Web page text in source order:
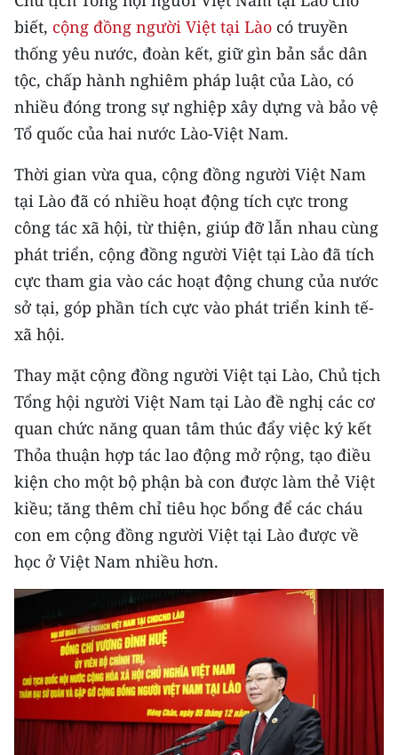
CHƯƠNG TRÌNH OCOP - MỖI XÃ
MỘT SẢN PHẨM
RADIO
MEDIA CENTER
E-Magazine
Video
Media Chính trị
Media Kinh tế
Media Văn hóa
Media Xã hội
Media Pháp luật
Media Du lịch
Media Thế giới
Media Thể thao
Media Giáo dục
Media Y tế
Media Khoa học - Công nghệ
Media Môi trường
Ảnh
biết, cộng đồng người Việt tại Lào có truyền
thống yêu nước, đoàn kết, giữ gìn bản sắc dân
tộc, chấp hành nghiêm pháp luật của Lào, có
nhiều đóng trong sự nghiệp xây dựng và bảo vệ
Tổ quốc của hai nước Lào-Việt Nam.
Thời gian vừa qua, cộng đồng người Việt Nam
tại Lào đã có nhiều hoạt động tích cực trong
công tác xã hội, từ thiện, giúp đỡ lẫn nhau cùng
phát triển, cộng đồng người Việt tại Lào đã tích
cực tham gia vào các hoạt động chung của nước
sở tại, góp phần tích cực vào phát triển kinh tế-
xã hội.
Thay mặt cộng đồng người Việt tại Lào, Chủ tịch
Tổng hội người Việt Nam tại Lào đề nghị các cơ
quan chức năng quan tâm thúc đẩy việc ký kết
Thỏa thuận hợp tác lao động mở rộng, tạo điều
kiện cho một bộ phận bà con được làm thẻ Việt
kiều; tăng thêm chỉ tiêu học bổng để các cháu
con em cộng đồng người Việt tại Lào được về
học ở Việt Nam nhiều hơn.